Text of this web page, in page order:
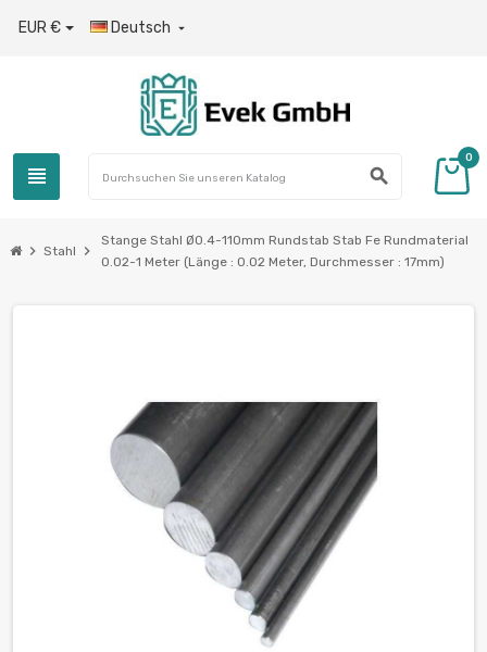
EUR € Deutsch 
view_headline search
0
chevron_right Stahl chevron_right
Stange Stahl Ø0.4-110mm Rundstab Stab Fe Rundmaterial
0.02-1 Meter (Länge : 0.02 Meter, Durchmesser : 17mm)